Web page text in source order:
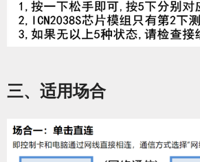
三、适用场合